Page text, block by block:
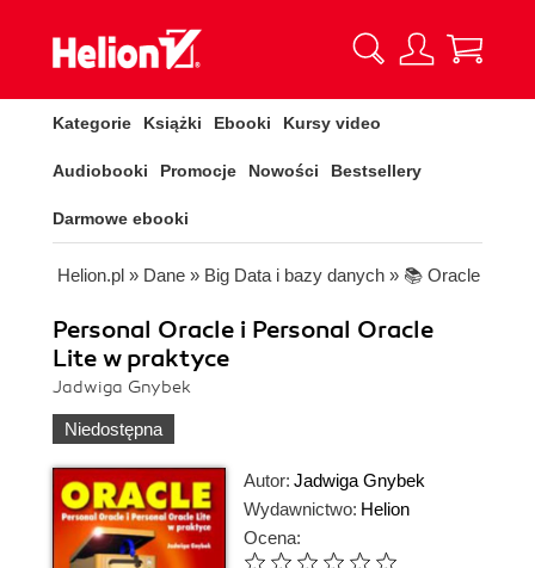
Kategorie Książki Ebooki Kursy video
Audiobooki Promocje Nowości Bestsellery
Darmowe ebooki
Helion.pl » Dane » Big Data i bazy danych » 📚 Oracle
Personal Oracle i Personal Oracle
Lite w praktyce
Jadwiga Gnybek
Niedostępna
Autor: Jadwiga Gnybek
Wydawnictwo: Helion
Ocena: